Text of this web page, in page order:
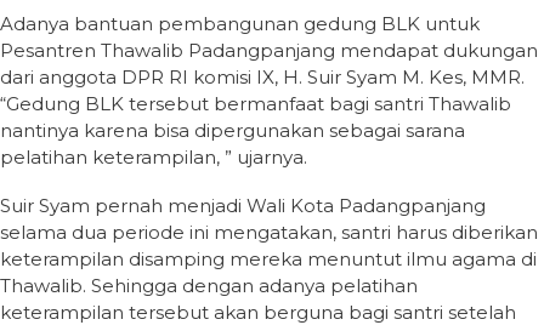
Adanya bantuan pembangunan gedung BLK untuk
Pesantren Thawalib Padangpanjang mendapat dukungan
dari anggota DPR RI komisi IX, H. Suir Syam M. Kes, MMR.
“Gedung BLK tersebut bermanfaat bagi santri Thawalib
nantinya karena bisa dipergunakan sebagai sarana
pelatihan keterampilan, ” ujarnya.
Suir Syam pernah menjadi Wali Kota Padangpanjang
selama dua periode ini mengatakan, santri harus diberikan
keterampilan disamping mereka menuntut ilmu agama di
Thawalib. Sehingga dengan adanya pelatihan
keterampilan tersebut akan berguna bagi santri setelah